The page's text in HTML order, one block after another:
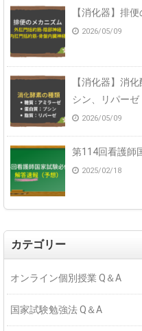
【消化器】排
2026/05/09
【消化器】消
シン、リパーゼ
2026/05/09
第114回看護師
2025/02/18
カテゴリー
オンライン個別授業 Q＆A
国家試験勉強法 Q＆A